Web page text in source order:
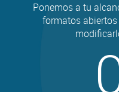
Ponemos a tu
formatos